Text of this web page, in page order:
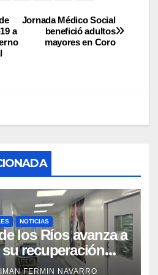
Jornada Médico Social
benefició adultos
mayores en Coro
a
NOTICIAS
los Ríos avanza a
recuperación
eventos
FERMIN NAVARRO